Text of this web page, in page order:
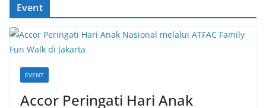
Event
EVENT
Accor Peringati Hari Anak